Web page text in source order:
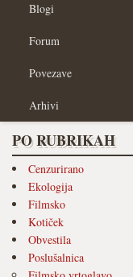
Blogi
Forum
Povezave
Arhivi
PO RUBRIKAH
Cenzurirano
Ekologija
Filmsko
Kotiček
Obvestila
Poslušalnica